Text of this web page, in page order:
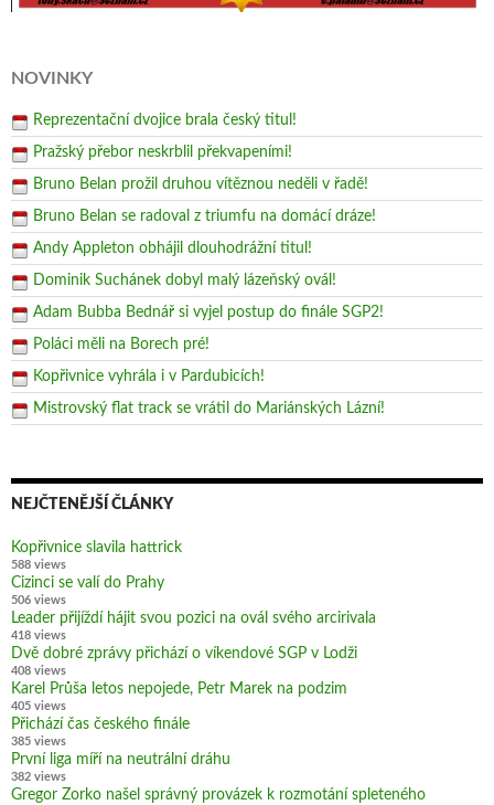
NOVINKY
Reprezentační dvojice brala český titul!
Pražský přebor neskrblil překvapeními!
Bruno Belan prožil druhou vítěznou neděli v řadě!
Bruno Belan se radoval z triumfu na domácí dráze!
Andy Appleton obhájil dlouhodrážní titul!
Dominik Suchánek dobyl malý lázeňský ovál!
Adam Bubba Bednář si vyjel postup do finále SGP2!
Poláci měli na Borech pré!
Kopřivnice vyhrála i v Pardubicích!
Mistrovský flat track se vrátil do Mariánských Lázní!
NEJČTENĚJŠÍ ČLÁNKY
Kopřivnice slavila hattrick
588 views
Cizinci se valí do Prahy
506 views
Leader přijíždí hájit svou pozici na ovál svého arcirivala
418 views
Dvě dobré zprávy přichází o víkendové SGP v Lodži
408 views
Karel Průša letos nepojede, Petr Marek na podzim
405 views
Přichází čas českého finále
385 views
První liga míří na neutrální dráhu
382 views
Gregor Zorko našel správný provázek k rozmotání spleteného